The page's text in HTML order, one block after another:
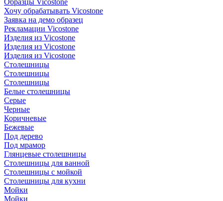
Образцы Vicostone
Хочу обрабатывать Vicostone
Заявка на демо образец
Рекламации Vicostone
Изделия из Vicostone
Изделия из Vicostone
Изделия из Vicostone
Столешницы
Столешницы
Столешницы
Белые столешницы
Серые
Черные
Коричневые
Бежевые
Под дерево
Под мрамор
Глянцевые столешницы
Столешницы для ванной
Столешницы с мойкой
Столешницы для кухни
Мойки
Мойки